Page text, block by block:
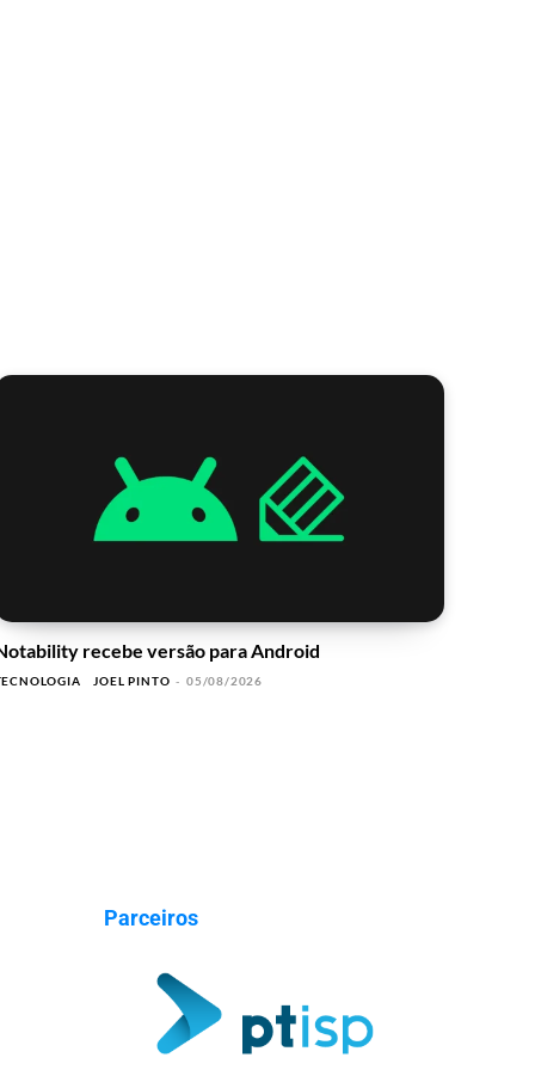
recebe versão para Android
JOEL PINTO - 05/08/2026
Parceiros